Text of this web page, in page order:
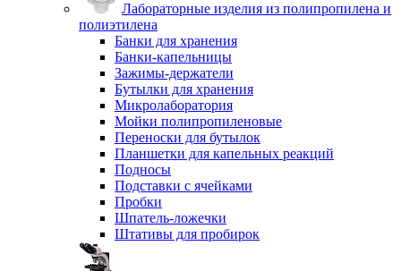
Лабораторные изделия из полипропилена и
полиэтилена
Банки для хранения
Банки-капельницы
Зажимы-держатели
Бутылки для хранения
Микролаборатория
Мойки полипропиленовые
Переноски для бутылок
Планшетки для капельных реакций
Подносы
Подставки с ячейками
Пробки
Шпатель-ложечки
Штативы для пробирок